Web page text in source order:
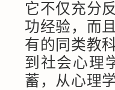
它不仅充分
功经验，而
有的同类教
到社会心理
蓄，从心理